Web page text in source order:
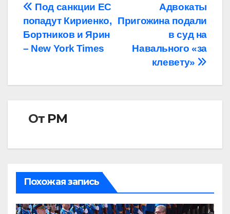
Навигация
по
записям
Адвокаты
Пригожина подали
в суд на
Навального «за
клевету»
Под санкции ЕС
попадут Кириенко,
Бортников и Ярин
– New York Times
От РМ
Похожая запись